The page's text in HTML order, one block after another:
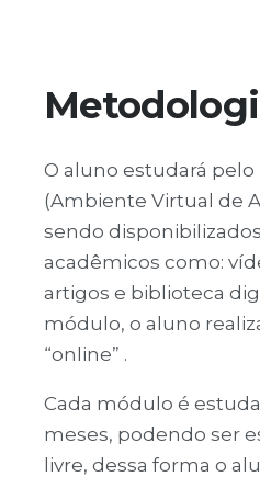
O aluno estudará pelo
(Ambiente Virtual de
sendo
acadêmicos como:
artigos e biblioteca
módulo, o aluno
“online” .
Cada módulo é
meses, podendo ser
livre, dessa forma o